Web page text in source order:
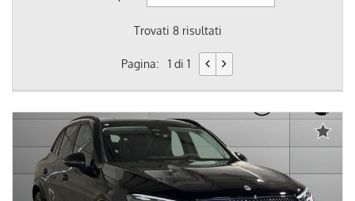
Trovati 8risultati
Pagina:1 di 1